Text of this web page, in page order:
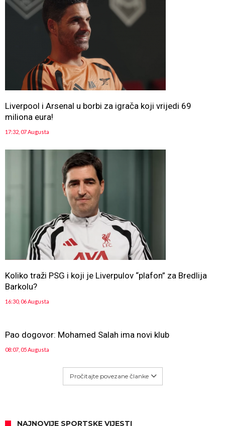
Liverpool i Arsenal u borbi za igrača koji vrijedi 69
miliona eura!
17:32, 07 Augusta
Koliko traži PSG i koji je Liverpulov “plafon” za Bredlija
Barkolu?
16:30, 06 Augusta
Pao dogovor: Mohamed Salah ima novi klub
08:07, 05 Augusta
Pročitajte povezane članke
NAJNOVIJE SPORTSKE VIJESTI